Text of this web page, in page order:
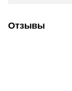
Отзывы